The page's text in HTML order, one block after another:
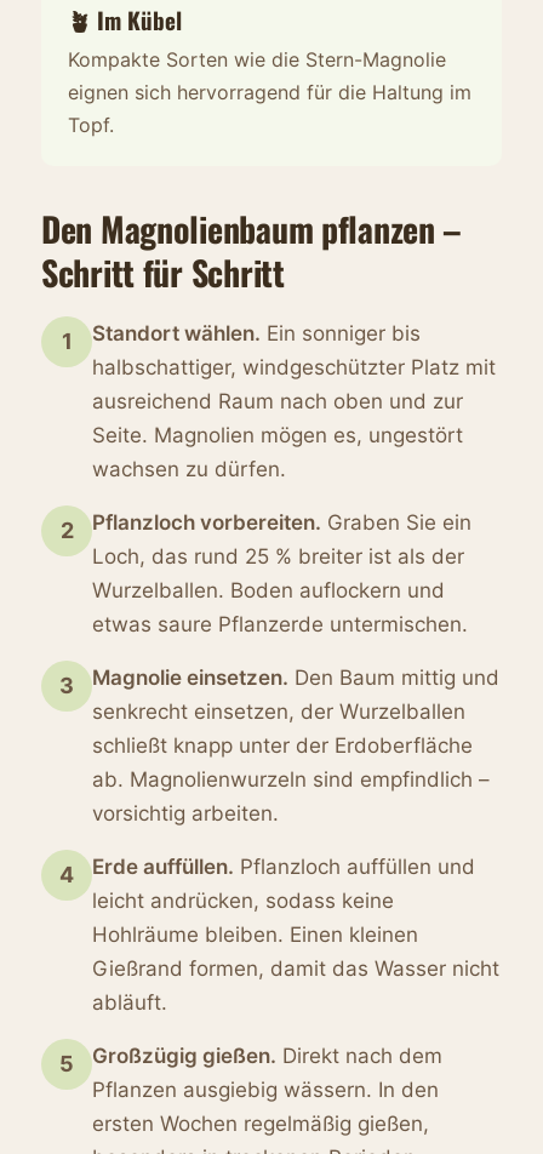
🪴 Im Kübel
Kompakte Sorten wie die Stern-Magnolie
eignen sich hervorragend für die Haltung im
Topf.
Den Magnolienbaum pflanzen –
Schritt für Schritt
1 Standort wählen. Ein sonniger bis
halbschattiger, windgeschützter Platz mit
ausreichend Raum nach oben und zur
Seite. Magnolien mögen es, ungestört
wachsen zu dürfen.
2 Pflanzloch vorbereiten. Graben Sie ein
Loch, das rund 25 % breiter ist als der
Wurzelballen. Boden auflockern und
etwas saure Pflanzerde untermischen.
3 Magnolie einsetzen. Den Baum mittig und
senkrecht einsetzen, der Wurzelballen
schließt knapp unter der Erdoberfläche
ab. Magnolienwurzeln sind empfindlich –
vorsichtig arbeiten.
4 Erde auffüllen. Pflanzloch auffüllen und
leicht andrücken, sodass keine
Hohlräume bleiben. Einen kleinen
Gießrand formen, damit das Wasser nicht
abläuft.
5 Großzügig gießen. Direkt nach dem
Pflanzen ausgiebig wässern. In den
ersten Wochen regelmäßig gießen,